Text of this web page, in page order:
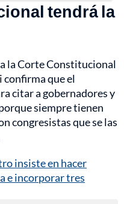
tendrá la
la Corte Constitucional
confirma que el
citar a gobernadores y
siempre tienen
congresistas que se las
insiste en hacer
e incorporar tres